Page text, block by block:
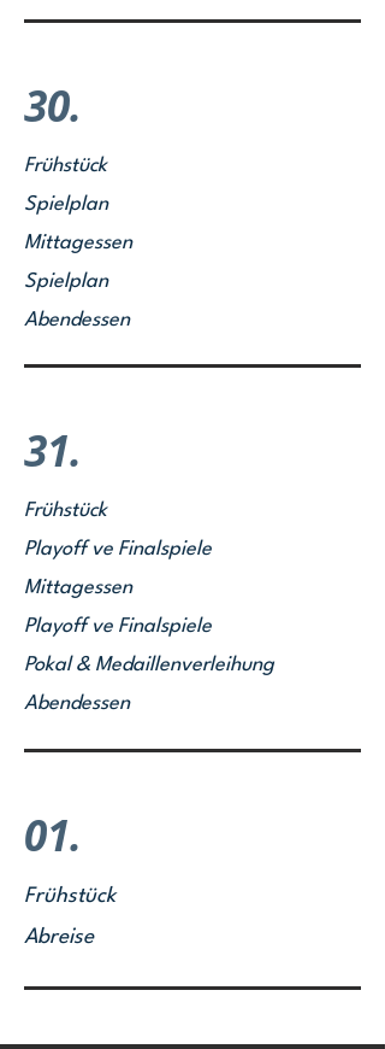
30.
Frühstück
Spielplan
Mittagessen
Spielplan
Abendessen
31.
Frühstück
Playoff ve Finalspiele
Mittagessen
Playoff ve Finalspiele
Pokal & Medaillenverleihung
Abendessen
01.
Frühstück
Abreise